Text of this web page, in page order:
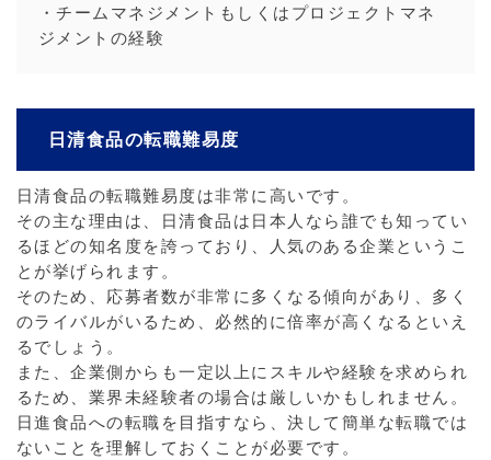
・チームマネジメントもしくはプロジェクトマネ
ジメントの経験
日清食品の転職難易度
日清食品の転職難易度は非常に高いです。
その主な理由は、日清食品は日本人なら誰でも知ってい
るほどの知名度を誇っており、人気のある企業というこ
とが挙げられます。
そのため、応募者数が非常に多くなる傾向があり、多く
のライバルがいるため、必然的に倍率が高くなるといえ
るでしょう。
また、企業側からも一定以上にスキルや経験を求められ
るため、業界未経験者の場合は厳しいかもしれません。
日進食品への転職を目指すなら、決して簡単な転職では
ないことを理解しておくことが必要です。